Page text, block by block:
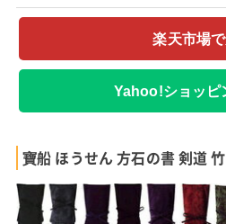
楽天市場
Yahoo!ショッピ
寶船 ほうせん 方石の書 剣道